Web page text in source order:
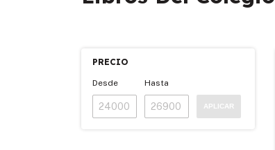
PRECIO
Desde Hasta
APLICAR